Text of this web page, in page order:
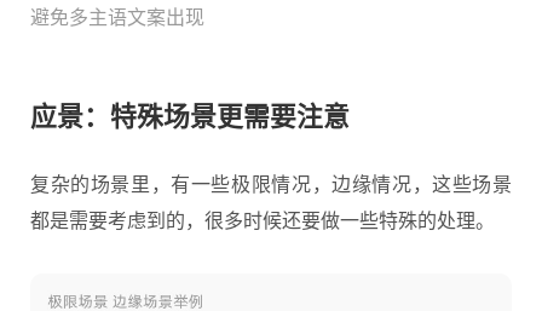
避免多主语文案出现
应景：特殊场景更需要注意
复杂的场景里，有一些极限情况，边缘情况，这些场景
都是需要考虑到的，很多时候还要做一些特殊的处理。